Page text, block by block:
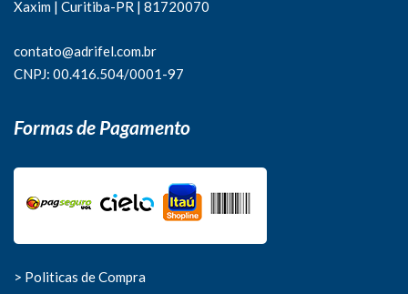
Xaxim | Curitiba-PR | 81720070
contato@adrifel.com.br
CNPJ: 00.416.504/0001-97
Formas de Pagamento
> Politicas de Compra